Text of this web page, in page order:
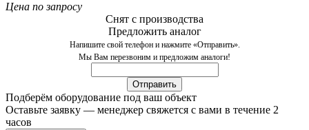
Цена по запросу
Снят с производства
Предложить аналог
Напишите свой телефон и нажмите «Отправить».
Мы Вам перезвоним и предложим аналоги!
Подберём оборудование под ваш объект
Оставьте заявку — менеджер свяжется с вами в течение 2
часов